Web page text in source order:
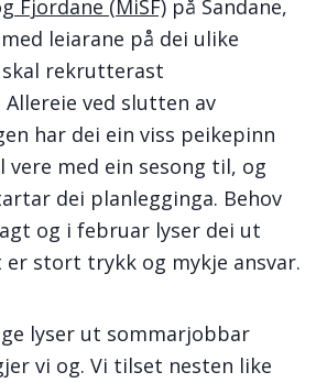
Fjordane (MiSF)på Sandane,
leiarane på dei ulike
rekrutterast
ved slutten av
har dei ein viss peikepinn
vere med ein sesong til, og
dei planlegginga. Behov
og i februar lyser dei ut
er stort trykk og mykje ansvar.
lyser ut sommarjobbar
vi og. Vi tilset nesten like